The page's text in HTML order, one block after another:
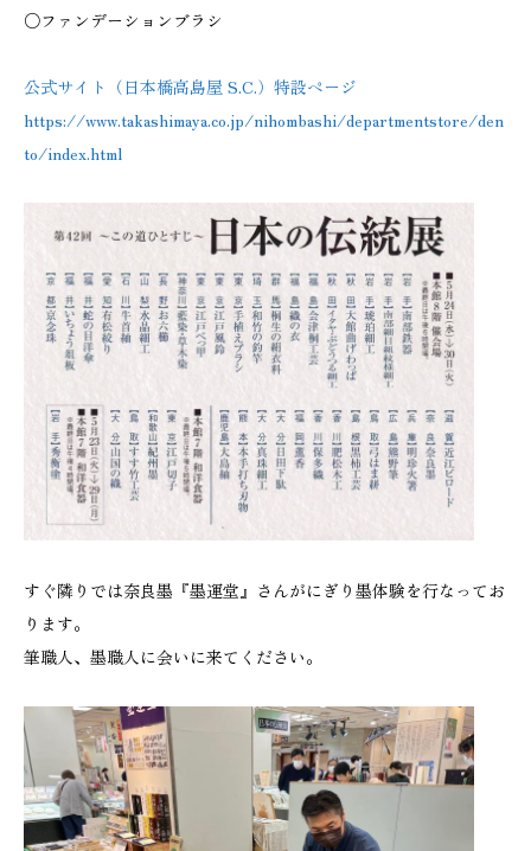
○ファンデーションブラシ
公式サイト（日本橋高島屋 S.C.）特設ページ
https://www.takashimaya.co.jp/nihombashi/departmentstore/den
to/index.html
すぐ隣りでは奈良墨『墨運堂』さんがにぎり墨体験を行なってお
ります。
筆職人、墨職人に会いに来てください。